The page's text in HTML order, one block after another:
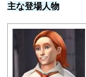
主な登場人物